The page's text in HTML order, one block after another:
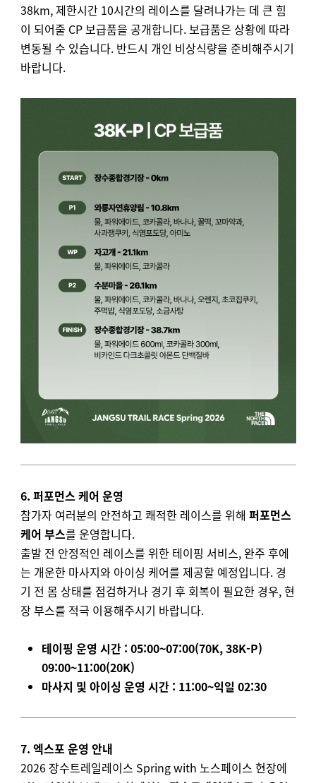
38km, 제한시간 10시간의 레이스를 달려나가는 데 큰 힘
이 되어줄 CP 보급품을 공개합니다. 보급품은 상황에 따라
변동될 수 있습니다. 반드시 개인 비상식량을 준비해주시기
바랍니다.
6. 퍼포먼스 케어 운영
참가자 여러분의 안전하고 쾌적한 레이스를 위해 퍼포먼스
케어 부스를 운영합니다.
출발 전 안정적인 레이스를 위한 테이핑 서비스, 완주 후에
는 개운한 마사지와 아이싱 케어를 제공할 예정입니다. 경
기 전 몸 상태를 점검하거나 경기 후 회복이 필요한 경우, 현
장 부스를 적극 이용해주시기 바랍니다.
테이핑 운영 시간 : 05:00~07:00(70K, 38K-P)
09:00~11:00(20K)
마사지 및 아이싱 운영 시간 : 11:00~익일 02:30
7. 엑스포 운영 안내
2026 장수트레일레이스 Spring with 노스페이스 현장에